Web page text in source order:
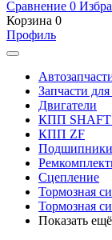
Сравнение 0
Корзина 0
Профиль
Запчасти
Двигатели
КПП SHAFT
КПП ZF
Сцепление
Тормозная
Тормозная
Показать ещё